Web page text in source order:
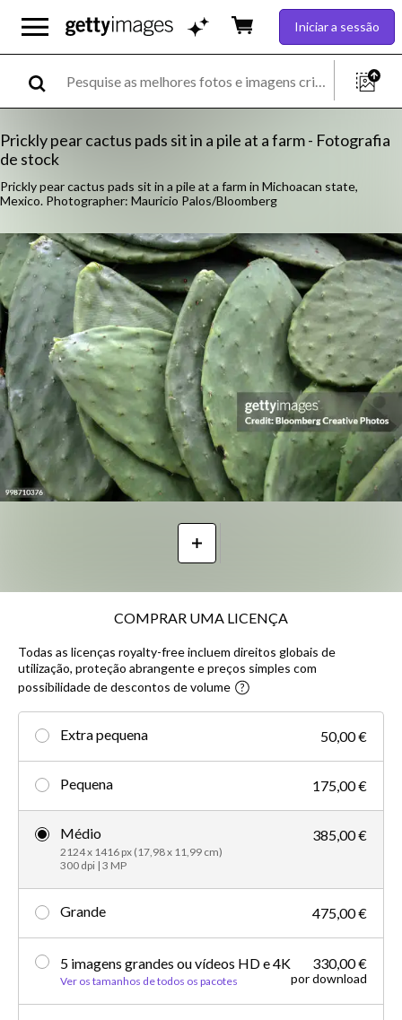
Iniciar a sessão
Prickly pear cactus pads sit in a pile at a farm - Fotografia
de stock
Prickly pear cactus pads sit in a pile at a farm in Michoacan state,
Mexico. Photographer: Mauricio Palos/Bloomberg
COMPRAR UMA LICENÇA
Todas as licenças royalty-free incluem direitos globais de
utilização, proteção abrangente e preços simples com
possibilidade de descontos de volume
Extra pequena 50,00 €
Pequena 175,00 €
Médio
2124 x 1416 px (17,98 x 11,99 cm)
300 dpi | 3 MP
385,00 €
Grande 475,00 €
5 imagens grandes ou vídeos HD e 4K
Ver os tamanhos de todos os pacotes
330,00 €
por download